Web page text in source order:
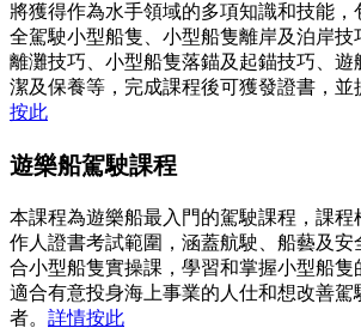
將獲得作為水手領域的多項知識和技能
全駕駛小型船隻、小型船隻離岸及泊岸技
離灘技巧、小型船隻落錨及起錨技巧、遊
潔及保養等，完成課程後可獲發證書，並
按此
遊樂船駕駛課程
本課程為遊樂船最入門的駕駛課程，課程
作人證書考試範圍，涵蓋航駛、船藝及安
合小型船隻實操課，學習和掌握小型船隻
適合有意投身海上事業的人仕和想改善駕
者。 詳情按此